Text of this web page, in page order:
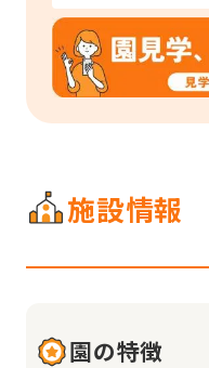
施設情報
園の特徴